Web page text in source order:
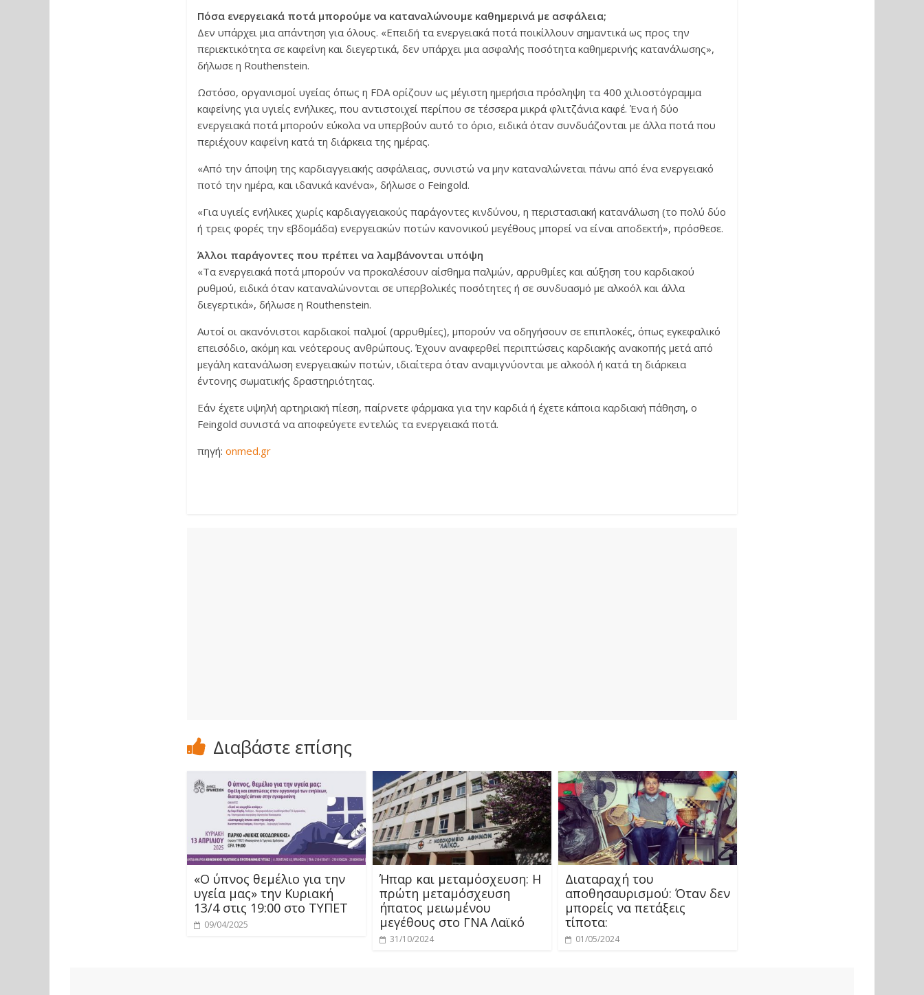
Πόσα ενεργειακά ποτά μπορούμε να καταναλώνουμε καθημερινά με ασφάλεια;
Δεν υπάρχει μια απάντηση για όλους. «Επειδή τα ενεργειακά ποτά ποικίλλουν σημαντικά ως προς την
περιεκτικότητα σε καφεΐνη και διεγερτικά, δεν υπάρχει μια ασφαλής ποσότητα καθημερινής κατανάλωσης»,
δήλωσε η Routhenstein.
Ωστόσο, οργανισμοί υγείας όπως η FDA ορίζουν ως μέγιστη ημερήσια πρόσληψη τα 400 χιλιοστόγραμμα
καφεΐνης για υγιείς ενήλικες, που αντιστοιχεί περίπου σε τέσσερα μικρά φλιτζάνια καφέ. Ένα ή δύο
ενεργειακά ποτά μπορούν εύκολα να υπερβούν αυτό το όριο, ειδικά όταν συνδυάζονται με άλλα ποτά που
περιέχουν καφεΐνη κατά τη διάρκεια της ημέρας.
«Από την άποψη της καρδιαγγειακής ασφάλειας, συνιστώ να μην καταναλώνεται πάνω από ένα ενεργειακό
ποτό την ημέρα, και ιδανικά κανένα», δήλωσε ο Feingold.
«Για υγιείς ενήλικες χωρίς καρδιαγγειακούς παράγοντες κινδύνου, η περιστασιακή κατανάλωση (το πολύ δύο
ή τρεις φορές την εβδομάδα) ενεργειακών ποτών κανονικού μεγέθους μπορεί να είναι αποδεκτή», πρόσθεσε.
Άλλοι παράγοντες που πρέπει να λαμβάνονται υπόψη
«Τα ενεργειακά ποτά μπορούν να προκαλέσουν αίσθημα παλμών, αρρυθμίες και αύξηση του καρδιακού
ρυθμού, ειδικά όταν καταναλώνονται σε υπερβολικές ποσότητες ή σε συνδυασμό με αλκοόλ και άλλα
διεγερτικά», δήλωσε η Routhenstein.
Αυτοί οι ακανόνιστοι καρδιακοί παλμοί (αρρυθμίες), μπορούν να οδηγήσουν σε επιπλοκές, όπως εγκεφαλικό
επεισόδιο, ακόμη και νεότερους ανθρώπους. Έχουν αναφερθεί περιπτώσεις καρδιακής ανακοπής μετά από
μεγάλη κατανάλωση ενεργειακών ποτών, ιδιαίτερα όταν αναμιγνύονται με αλκοόλ ή κατά τη διάρκεια
έντονης σωματικής δραστηριότητας.
Εάν έχετε υψηλή αρτηριακή πίεση, παίρνετε φάρμακα για την καρδιά ή έχετε κάποια καρδιακή πάθηση, ο
Feingold συνιστά να αποφεύγετε εντελώς τα ενεργειακά ποτά.
πηγή: onmed.gr
Διαβάστε επίσης
«O ύπνος θεμέλιο για την
υγεία μας» την Κυριακή
13/4 στις 19:00 στο ΤΥΠΕΤ
09/04/2025
Ήπαρ και μεταμόσχευση: Η
πρώτη μεταμόσχευση
ήπατος μειωμένου
μεγέθους στο ΓΝΑ Λαϊκό
31/10/2024
Διαταραχή του
αποθησαυρισμού: Όταν δεν
μπορείς να πετάξεις
τίποτα:
01/05/2024